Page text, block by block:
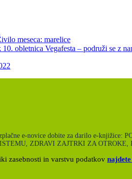
meseca: marelice
10. obletnica Vegafesta – podruži se z
e-novice dobite za darilo e-
ZDRAVI ZAJTRKI ZA
zasebnosti in varstvu podatkov